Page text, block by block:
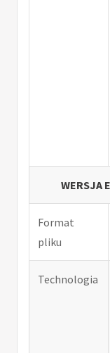
WERSJA
Format
pliku
Technologia